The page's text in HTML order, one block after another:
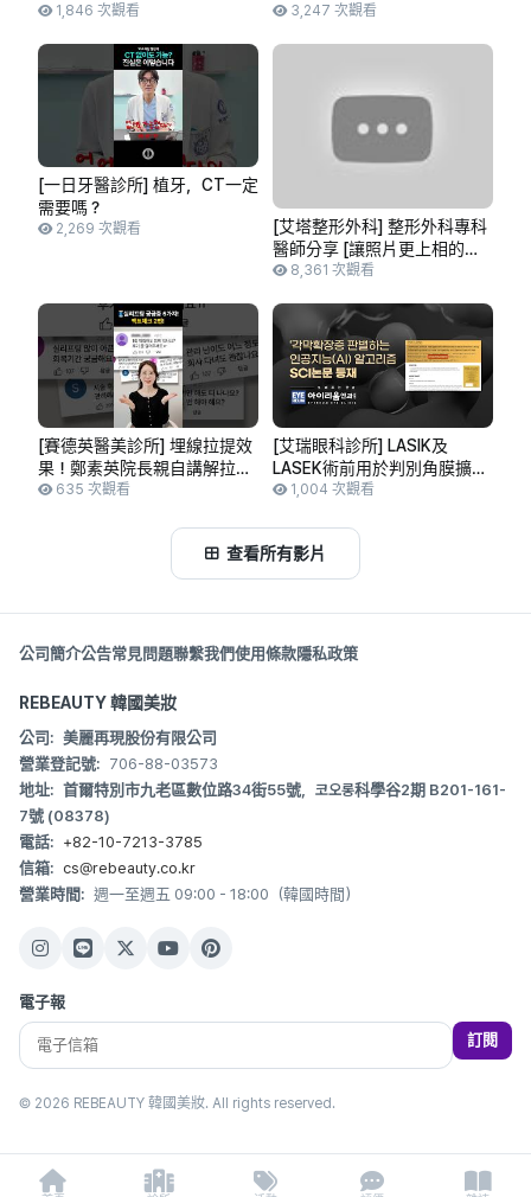
影音 | 整形外科 | 整形外科專
1,846 次觀看
博士 朴真亨 代表院長]
3,247 次觀看
[一日牙醫診所] 植牙，CT一定
需要嗎？
2,269 次觀看
[艾塔整形外科] 整形外科專科
醫師分享 [讓照片更上相的秘
訣]8,361 次觀看
[賽德英醫美診所] 埋線拉提效
果！鄭素英院長親自講解拉提
實證檢視 第二彈🧵 #埋線拉提
635 次觀看
[艾瑞眼科診所] LASIK及
LASEK術前用於判別角膜擴張
症的人工智慧(AI)演算法，已
1,004 次觀看
查看所有影片
公司簡介公告常見問題聯繫我們使用條款隱私政策
REBEAUTY 韓國美妝
公司: 美麗再現股份有限公司
營業登記號: 706-88-03573
地址: 首爾特別市九老區數位路34街55號，코오롱科學谷2期 B201-161-
7號 (08378)
電話: +82-10-7213-3785
信箱: cs@rebeauty.co.kr
營業時間: 週一至週五 09:00 - 18:00（韓國時間）
電子報
訂閱
© 2026 REBEAUTY 韓國美妝. All rights reserved.